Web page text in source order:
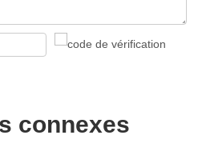
connexes